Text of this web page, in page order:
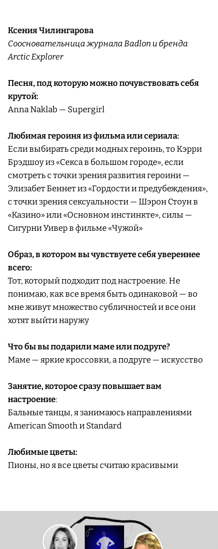
Ксения Чилингарова
Cоосновательница журнала Badlon и бренда
Arctic Explorer
Песня, под которую можно почувствовать себя
крутой:
Anna Naklab — Supergirl
Любимая героиня из фильма или сериала:
Если выбирать среди модных героинь, то Кэрри
Брэдшоу из «Секса в большом городе», если
смотреть с точки зрения развития героини —
Элизабет Беннет из «Гордости и предубеждения»,
с точки зрения сексуальности — Шэрон Стоун в
«Казино» или «Основном инстинкте», силы —
Сигурни Уивер в фильме «Чужой»
Образ, в котором вы чувствуете себя увереннее
всего:
Тот, который подходит под настроение. Не
понимаю, как все время быть одинаковой — во
мне живут множество субличностей и все они
хотят выйти наружу
Что бы вы подарили маме или подруге?
Маме — яркие кроссовки, а подруге — искусство
Занятие, которое сразу повышает вам
настроение:
Бальные танцы, я занимаюсь направлениями
American Smooth и Standard
Любимые цветы:
Пионы, но я все цветы считаю красивыми